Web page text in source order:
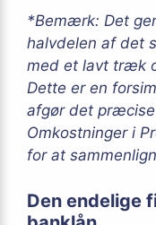
*Bemærk: Det
halvdelen af det
med et lavt træk
Dette er en
afgør det præcise
Omkostninger i
for at
Den endelige